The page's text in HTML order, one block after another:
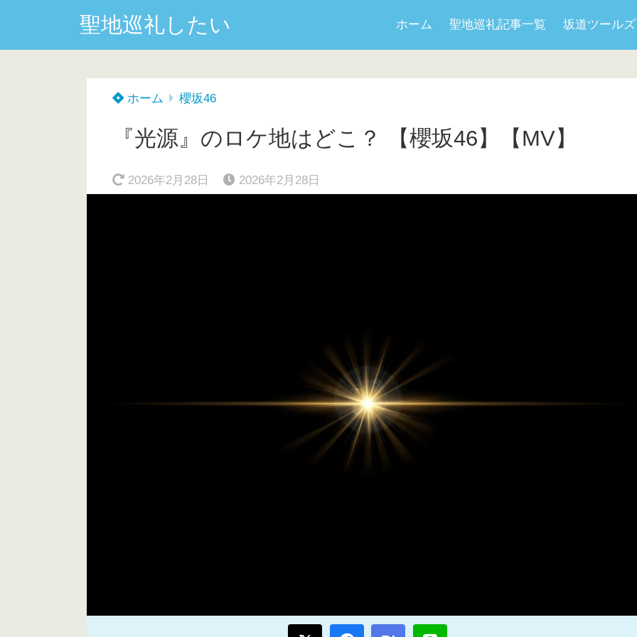
聖地巡礼したい ホーム 聖地巡礼記事一覧 坂道ツールズ
ホーム 櫻坂46
『光源』のロケ地はどこ？ 【櫻坂46】【MV】
2026年2月28日 2026年2月28日